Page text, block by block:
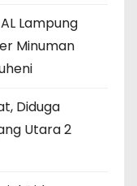
Lampung
Minuman
Diduga
Utara 2